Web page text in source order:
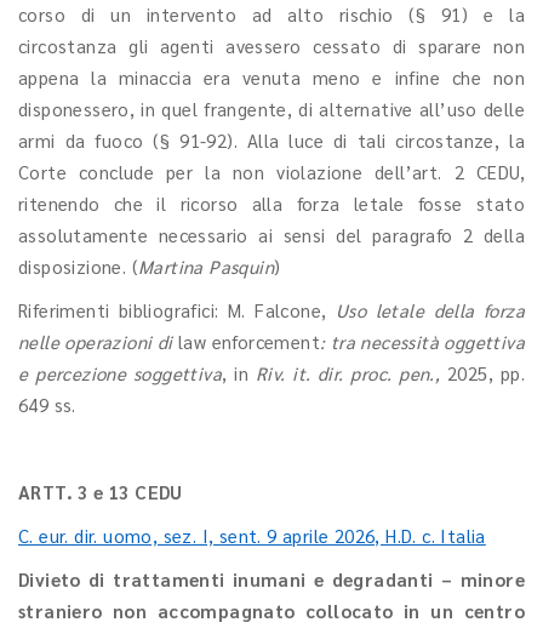
corso di un intervento ad alto rischio (§ 91) e la
circostanza gli agenti avessero cessato di sparare non
appena la minaccia era venuta meno e infine che non
disponessero, in quel frangente, di alternative all’uso delle
armi da fuoco (§ 91-92). Alla luce di tali circostanze, la
Corte conclude per la non violazione dell’art. 2 CEDU,
ritenendo che il ricorso alla forza letale fosse stato
assolutamente necessario ai sensi del paragrafo 2 della
disposizione. (Martina Pasquin)
Riferimenti bibliografici: M. Falcone,
Uso letale della forza
nelle operazioni dilaw enforcement: tra necessità oggettiva
e percezione soggettiva, in Riv. it. dir. proc. pen.,
2025, pp.
649 ss.
ARTT. 3 e 13 CEDU
C. eur. dir. uomo, sez. I, sent. 9 aprile 2026, H.D. c. Italia
Divieto di trattamenti inumani e degradanti – minore
straniero non accompagnato collocato in un centro